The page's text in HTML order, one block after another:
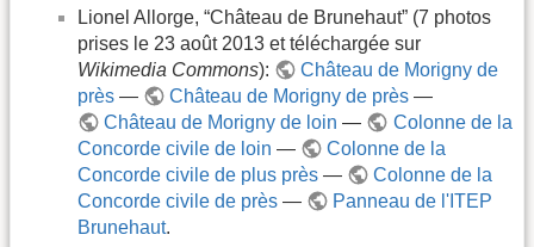
Lionel Allorge, “Château de Brunehaut” (7 photos
prises le 23 août 2013 et téléchargée sur
Wikimedia Commons):
Château de Morigny de
près — Château de Morigny de près —
Château de Morigny de loin —
Colonne de la
Concorde civile de loin —
Colonne de la
Concorde civile de plus près —
Colonne de la
Concorde civile de près —
Panneau de l'ITEP
Brunehaut.